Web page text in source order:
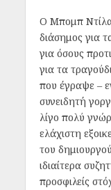
Ο Μπομπ
διάσημος για
για όσους
για τα
που έγραψε –
συνειδητή
λίγο πολύ
ελάχιστη
του
ιδιαίτερα
προσφιλείς